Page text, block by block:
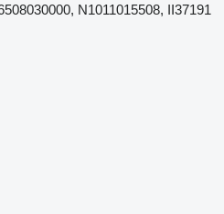
N1011015508, II37191